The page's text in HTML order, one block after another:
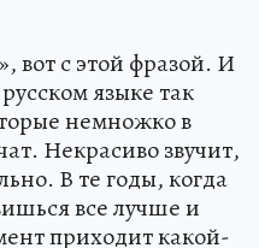
вот с этой фразой. И
языке так
немножко в
Некрасиво звучит,
В те годы, когда
все лучше и
приходит какой-